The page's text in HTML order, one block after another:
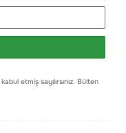
kabul etmiş sayılırsınız. Bülten